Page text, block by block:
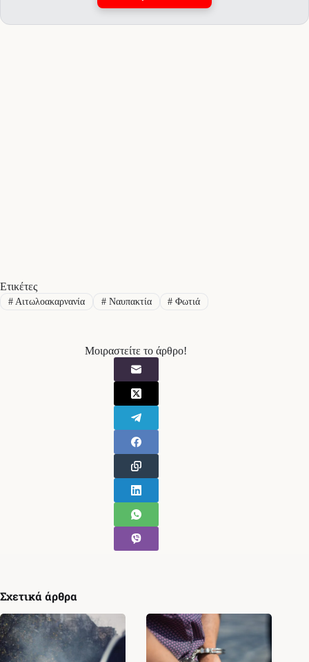
Ετικέτες
#Αιτωλοακαρνανία #Ναυπακτία # Φωτιά
Μοιραστείτε το άρθρο!
Σχετικά άρθρα